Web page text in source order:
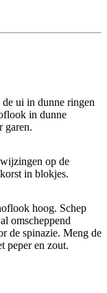
ui in dunne ringen
in dunne
garen.
op de
in blokjes.
hoog. Schep
omscheppend
de spinazie. Meng de
peper en zout.